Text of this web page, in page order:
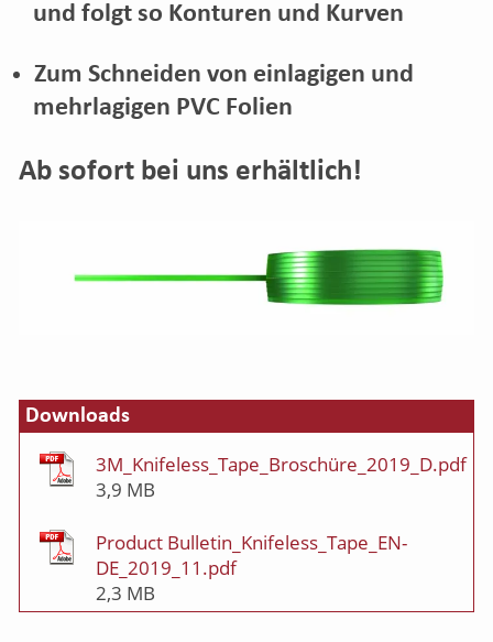
und folgt so Konturen und Kurven
Zum Schneiden von einlagigen und
mehrlagigen PVC Folien
Ab sofort bei uns erhältlich!
Downloads
3M_Knifeless_Tape_Broschüre_2019_D.pdf
3,9 MB
Product Bulletin_Knifeless_Tape_EN-
DE_2019_11.pdf
2,3 MB